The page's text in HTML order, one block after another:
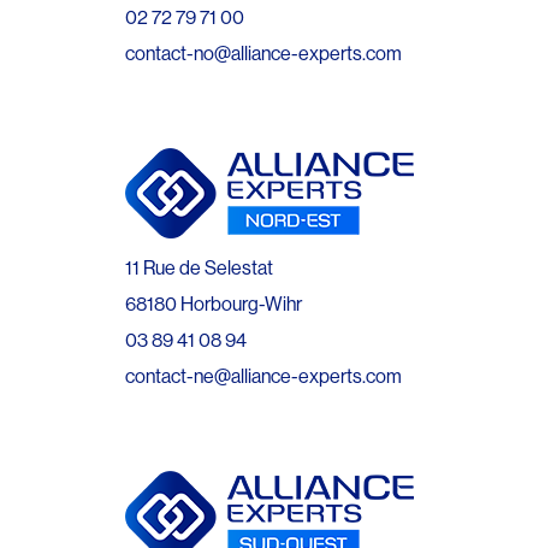
02 72 79 71 00
contact-no@alliance-experts.com
11 Rue de Selestat
68180 Horbourg-Wihr
03 89 41 08 94
contact-ne@alliance-experts.com